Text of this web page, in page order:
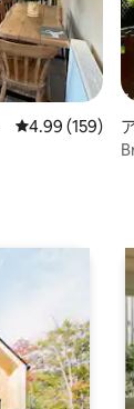
レビュー159件
4.99 (159)